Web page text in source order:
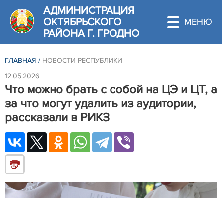
АДМИНИСТРАЦИЯ
ОКТЯБРЬСКОГО
РАЙОНА Г. ГРОДНО
ГЛАВНАЯ / НОВОСТИ РЕСПУБЛИКИ
12.05.2026
Что можно брать с собой на ЦЭ и ЦТ, а
за что могут удалить из аудитории,
рассказали в РИКЗ